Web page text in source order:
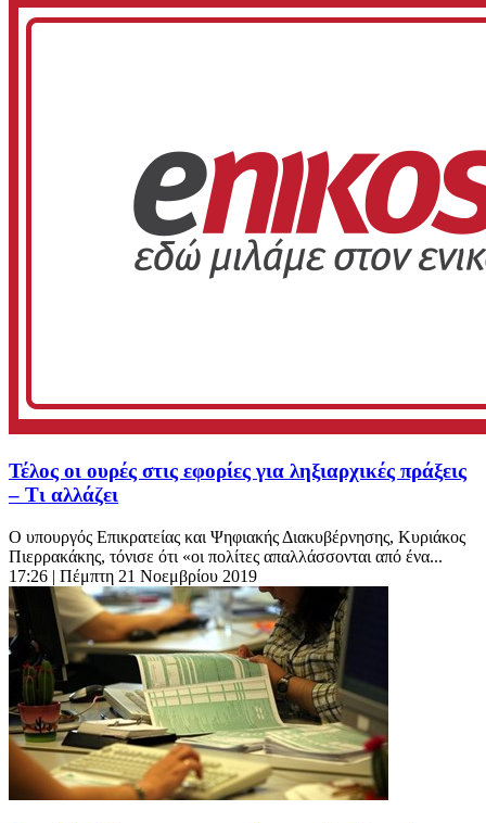
Τέλος οι ουρές στις εφορίες για ληξιαρχικές πράξεις
– Τι αλλάζει
Ο υπουργός Επικρατείας και Ψηφιακής Διακυβέρνησης, Κυριάκος
Πιερρακάκης, τόνισε ότι «οι πολίτες απαλλάσσονται από ένα...
17:26 | Πέμπτη 21 Νοεμβρίου 2019